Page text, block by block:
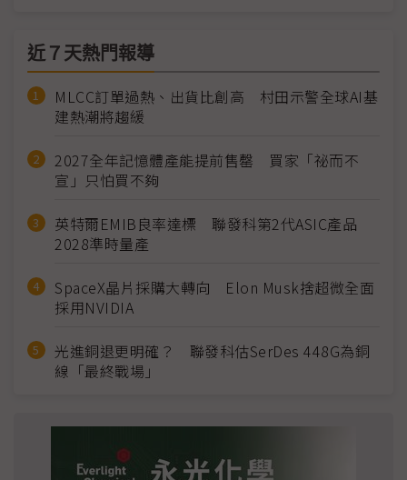
近７天熱門報導
MLCC訂單過熱、出貨比創高 村田示警全球AI基
建熱潮將趨緩
2027全年記憶體產能提前售罄 買家「祕而不
宣」只怕買不夠
英特爾EMIB良率達標 聯發科第2代ASIC產品
2028準時量產
SpaceX晶片採購大轉向 Elon Musk捨超微全面
採用NVIDIA
光進銅退更明確？ 聯發科估SerDes 448G為銅
線「最終戰場」